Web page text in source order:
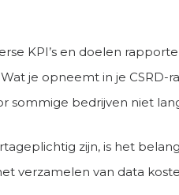
KPI’s en doelen
je opneemt in je
sommige bedrijven niet
zijn, is het
verzamelen van data